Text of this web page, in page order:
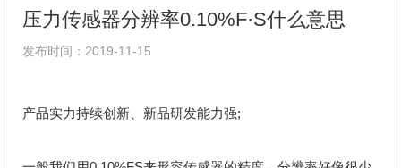
压力传感器分辨率0.10%F·S什么意思
发布时间：2019-11-15
产品实力持续创新、新品研发能力强;